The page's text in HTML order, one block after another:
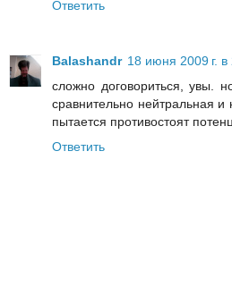
Ответить
Balashandr 18 июня 2009 г. в
сложно договориться, увы.
сравнительно нейтральная и
пытается противостоят
Ответить